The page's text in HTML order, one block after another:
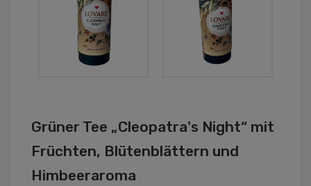
Grüner Tee „Cleopatra's Night“ mit
Früchten, Blütenblättern und
Himbeeraroma